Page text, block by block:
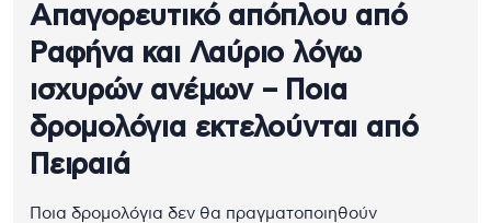
Απαγορευτικό απόπλου από
Ραφήνα και Λαύριο λόγω
ισχυρών ανέμων – Ποια
δρομολόγια εκτελούνται από
Πειραιά
Ποια δρομολόγια δεν θα πραγματοποιηθούν